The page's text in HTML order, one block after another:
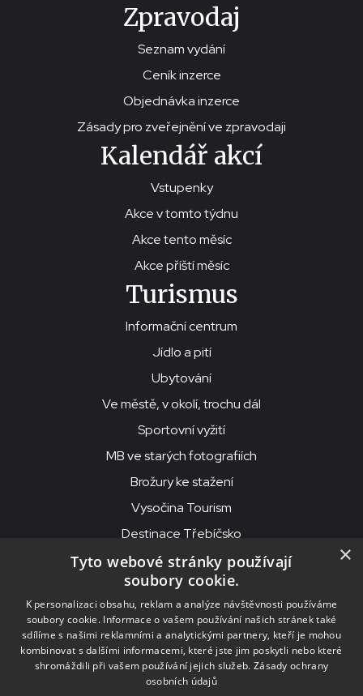
Zpravodaj
Seznam vydání
Ceník inzerce
Objednávka inzerce
Zásady pro zveřejnění ve zpravodaji
Kalendář akcí
Vstupenky
Akce v tomto týdnu
Akce tento měsíc
Akce příští měsíc
Turismus
Informační centrum
Jídlo a pití
Ubytování
Ve městě, v okolí, trochu dál
Sportovní vyžití
MB ve starých fotografiích
Brožury ke stažení
Vysočina Tourism
Destinace Třebíčsko
© 2026MKS Beseda Mor. Budějovice
MKS Beseda, příspěvková organizace, Purcnerova 62, 676 02
Moravské Budějovice
IČO: 00091758, DIČ: CZ00091758, ID datové schránky: chjn2kd
×
Tyto webové stránky používají
soubory cookie.
K personalizaci obsahu, reklam a analýze návštěvnosti používáme
soubory cookie. Informace o vašem používání našich stránek také
sdílíme s našimi reklamními a analytickými partnery, kteří je mohou
kombinovat s dalšími informacemi, které jste jim poskytli nebo které
shromáždili při vašem používání jejich služeb. Zásady ochrany
osobních údajů